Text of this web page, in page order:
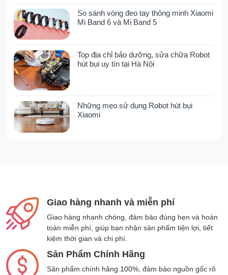
trong những tình huống mất điện đột ngột,
mang lại sự tiện lợi và chủ động tuyệt đối.
chắc, đi kèm cổng sạc Type-C tiện
lợi
Thân máy và cánh quạt được làm từ chất liệu
nhựa ABS/PP nguyên sinh cao cấp, đảm bảo
độ bền vượt trội, khả năng chịu lực tốt và
chống bám bẩn. Quạt còn được trang bị màn
Thông số sản phẩm
Tên sản phẩm
Quạt tích điện để bàn
So sánh vòng đeo tay thông minh Xiaomi
Mi Band 6 và Mi Band 5
Top địa chỉ bảo dưỡng, sửa chữa Robot
hút bụi uy tín tại Hà Nội
Những mẹo sử dụng Robot hút bụi
Xiaomi
Giao hàng nhanh và miễn phí
Giao hàng nhanh chóng, đảm bảo đúng hẹn và hoàn
toàn miễn phí, giúp bạn nhận sản phẩm tiện lợi, tiết
kiệm thời gian và chi phí.
Sản Phẩm Chính Hãng
Sản phẩm chính hãng 100%, đảm bảo nguồn gốc rõ